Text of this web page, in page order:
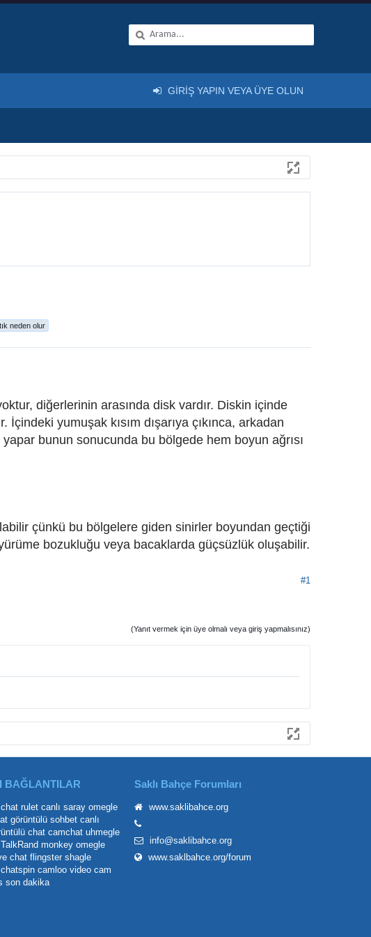
neden olur
diğerlerinin arasında disk vardır. Diskin içinde
yumuşak kısım dışarıya çıkınca, arkadan
bunun sonucunda bu bölgede hem boyun ağrısı
çünkü bu bölgelere giden sinirler boyundan geçtiği
bozukluğu veya bacaklarda güçsüzlük oluşabilir.
#1
(Yanıt vermek için üye olmalı veya giriş yapmalısınız)
GIRIŞ YAPIN VEYA ÜYE OLUN
BAĞLANTILAR
chat rulet canlı saray omegle
görüntülü sohbet canlı
chat camchat uhmegle
TalkRand monkey omegle
chat flingster shagle
chatspin camloo video cam
son dakika
Saklı Bahçe Forumları
www.saklibahce.org
info@saklibahce.org
www.saklbahce.org/forum